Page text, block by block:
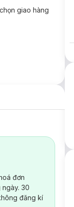
giao hàng
đơn
30
đăng kí